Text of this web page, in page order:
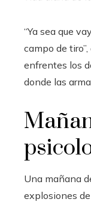
“Ya sea que
campo de
enfrentes los
donde las
Una mañana
explosiones